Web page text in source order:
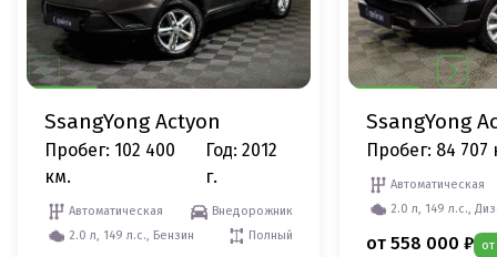
SsangYong Actyon
Пробег: 102 400
км.
Год: 2012
г.
Автоматическая
Внедорожник
2.0 л, 149 л.с., Бензин
Полный
SsangYong
Пробег: 84 707
Автоматическая
2.0 л, 149 л.с.,
от 558 000 ₽